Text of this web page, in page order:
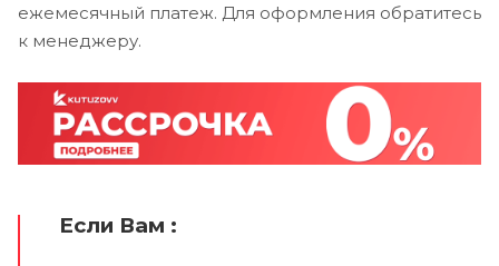
ежемесячный платеж. Для оформления обратитесь
к менеджеру.
Если Вам :